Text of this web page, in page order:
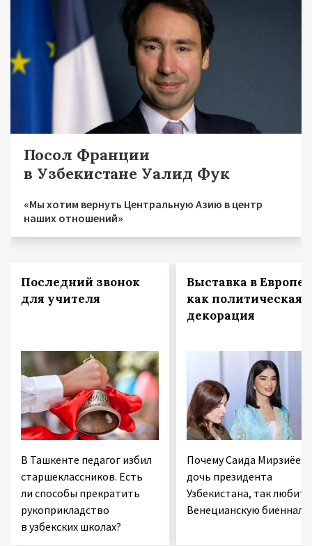
Посол Франции
в Узбекистане Уалид Фук
«Мы хотим вернуть Центральную Азию в центр
наших отношений»
Последний звонок
для учителя
В Ташкенте педагог избил
старшеклассников. Есть
ли способы прекратить
рукоприкладство
в узбекских школах?
Выставка в Европе
как политическая
декорация
Почему Саида
дочь президента
Узбекистана, так любит
Венецианскую биеннале